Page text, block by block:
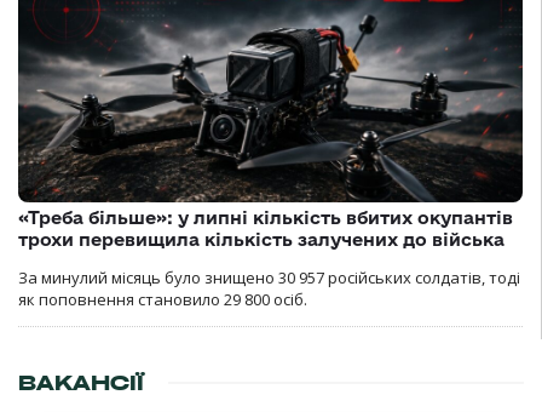
«Треба більше»: у липні кількість вбитих окупантів
трохи перевищила кількість залучених до війська
За минулий місяць було знищено 30 957 російських солдатів, тоді
як поповнення становило 29 800 осіб.
ВАКАНСІЇ